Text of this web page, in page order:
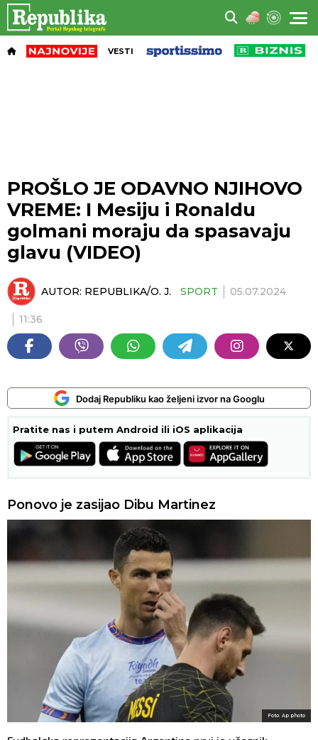
VESTI
PROŠLO JE ODAVNO NJIHOVO
VREME: I Mesiju i Ronaldu
golmani moraju da spasavaju
glavu (VIDEO)
AUTOR: REPUBLIKA/O. J. SPORT 05.07.2024
11:36
Dodaj Republiku kao željeni izvor na Googlu
Pratite nas i putem Android ili iOS aplikacija
Ponovo je zasijao Dibu Martinez
Foto: Ap photo